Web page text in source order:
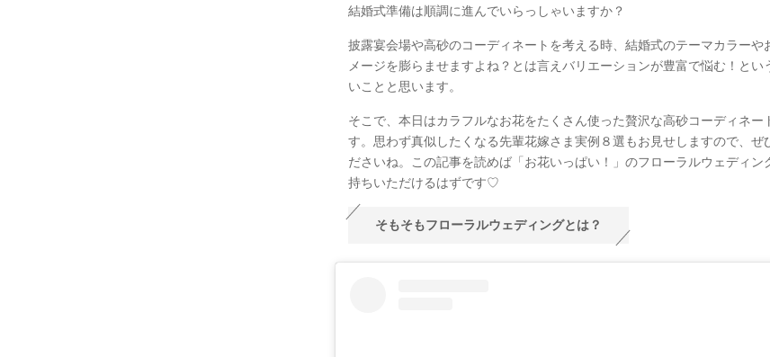
結婚式準備は順調に進んでいらっしゃいますか？
披露宴会場や高砂のコーディネートを考える時、結婚式のテーマカラーや
メージを膨らませますよね？とは言えバリエーションが豊富で悩む！とい
いことと思います。
そこで、本日はカラフルなお花をたくさん使った贅沢な高砂コーディネー
す。思わず真似したくなる先輩花嫁さま実例８選もお見せしますので、ぜ
ださいね。この記事を読めば「お花いっぱい！」のフローラルウェディン
持ちいただけるはずです♡
そもそもフローラルウェディングとは？